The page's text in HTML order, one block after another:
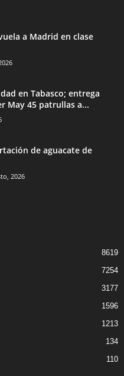
a Madrid en clase
en Tabasco; entrega
May 45 patrullas a...
de aguacate de
2026
8619
7254
3177
1596
1213
134
110